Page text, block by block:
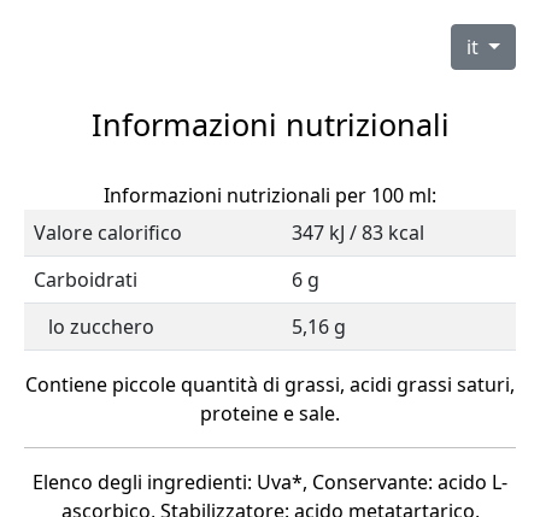
it
Informazioni nutrizionali
Informazioni nutrizionali per 100 ml:
Valore calorifico
347 kJ / 83 kcal
Carboidrati
6 g
lo zucchero
5,16 g
Contiene piccole quantità di grassi, acidi grassi saturi,
proteine e sale.
Elenco degli ingredienti: Uva*, Conservante: acido L-
ascorbico, Stabilizzatore: acido metatartarico,